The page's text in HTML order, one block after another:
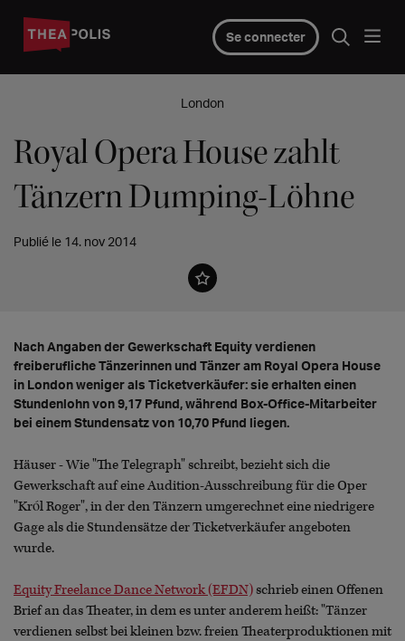
Se connecter
London
Royal Opera House zahlt
Tänzern Dumping-Löhne
Publié le 14. nov 2014
Nach Angaben der Gewerkschaft Equity verdienen
freiberufliche Tänzerinnen und Tänzer am Royal Opera House
in London weniger als Ticketverkäufer: sie erhalten einen
Stundenlohn von 9,17 Pfund, während Box-Office-Mitarbeiter
bei einem Stundensatz von 10,70 Pfund liegen.
Häuser - Wie "The Telegraph" schreibt, bezieht sich die
Gewerkschaft auf eine Audition-Ausschreibung für die Oper
"Król Roger", in der den Tänzern umgerechnet eine niedrigere
Gage als die Stundensätze der Ticketverkäufer angeboten
wurde.
Equity Freelance Dance Network (EFDN)schrieb einen Offenen
Brief an das Theater, in dem es unter anderem heißt: "Tänzer
verdienen selbst bei kleinen bzw. freien Theaterproduktionen mit